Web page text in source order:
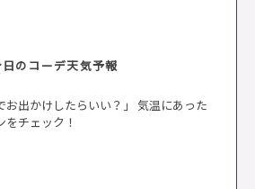
日のコーデ天気予報
お出かけしたらいい？」 気温にあった
チェック！